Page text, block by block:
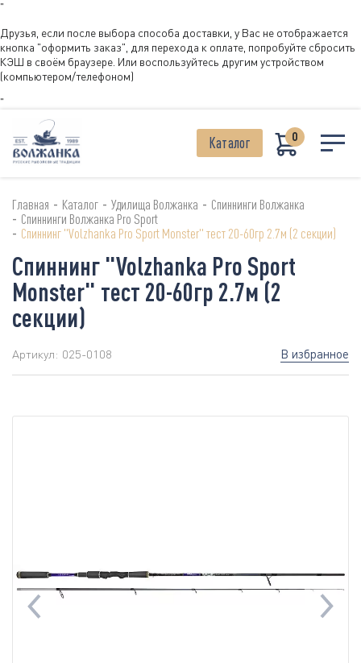
"
Друзья, если после выбора способа доставки, у Вас не отображается
кнопка "оформить заказ", для перехода к оплате, попробуйте сбросить
КЭШ в своём браузере. Или воспользуйтесь другим устройством
(компьютером/телефоном)
"
Каталог 0
Главная - Каталог - Удилища Волжанка - Спиннинги Волжанка
- Спиннинги Волжанка Pro Sport
- Спиннинг "Volzhanka Pro Sport Monster" тест 20-60гр 2.7м (2 секции)
Спиннинг "Volzhanka Pro Sport
Monster" тест 20-60гр 2.7м (2
секции)
Артикул: 025-0108 В избранное